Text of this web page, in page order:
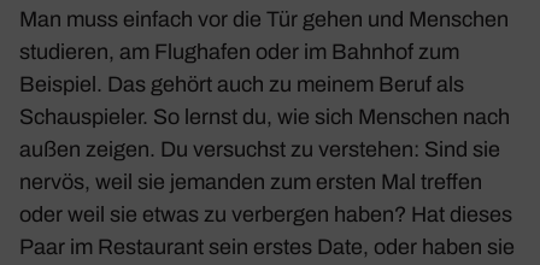
Man muss einfach vor die Tür gehen und Menschen
studieren, am Flug­hafen oder im Bahnhof zum
Beispiel. Das gehört auch zu meinem Beruf als
Schau­spieler. So lernst du, wie sich Menschen nach
außen zeigen. Du versuchst zu verstehen: Sind sie
nervös, weil sie jemanden zum ersten Mal treffen
oder weil sie etwas zu verbergen haben? Hat dieses
Paar im Restau­rant sein erstes Date, oder haben sie